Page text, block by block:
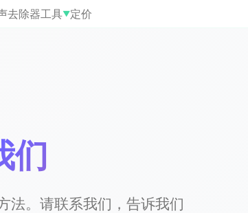
去除器工具▼定价
们
法。请联系我们，告诉我们